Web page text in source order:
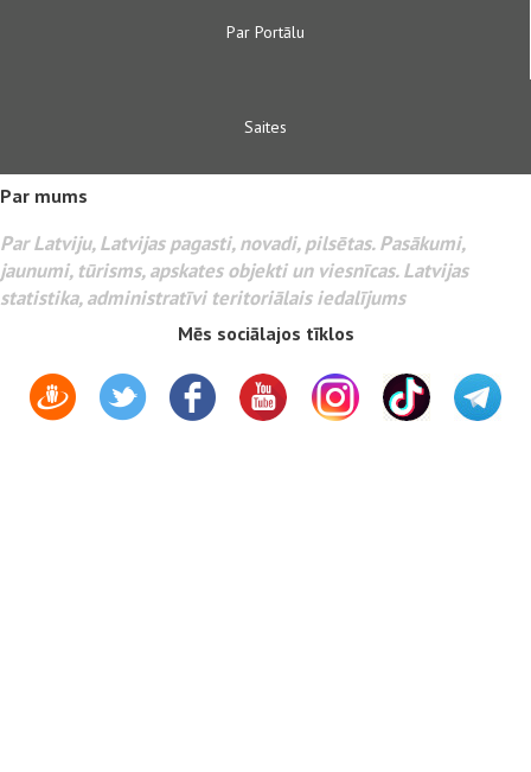
Par Portālu
Saites
Par mums
Par Latviju, Latvijas pagasti, novadi, pilsētas. Pasākumi,
jaunumi, tūrisms, apskates objekti un viesnīcas. Latvijas
statistika, administratīvi teritoriālais iedalījums
Mēs sociālajos tīklos